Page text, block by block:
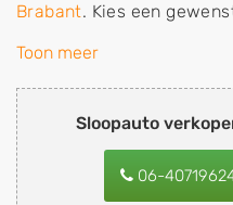
Sloopauto
06-
Brabant. Kies een
uit de lijst die
de inkoop van
tweedehands auto's (ook
uw auto, camper,
snel en eenvoudig
Toon meer